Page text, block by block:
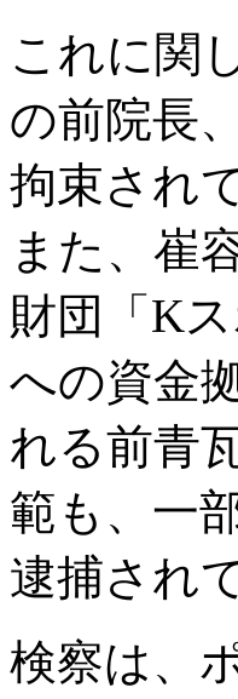
これに関
の前院長
拘束され
また、崔
財団「K
への資金
れる前青
範も、一
逮捕され
検察は、